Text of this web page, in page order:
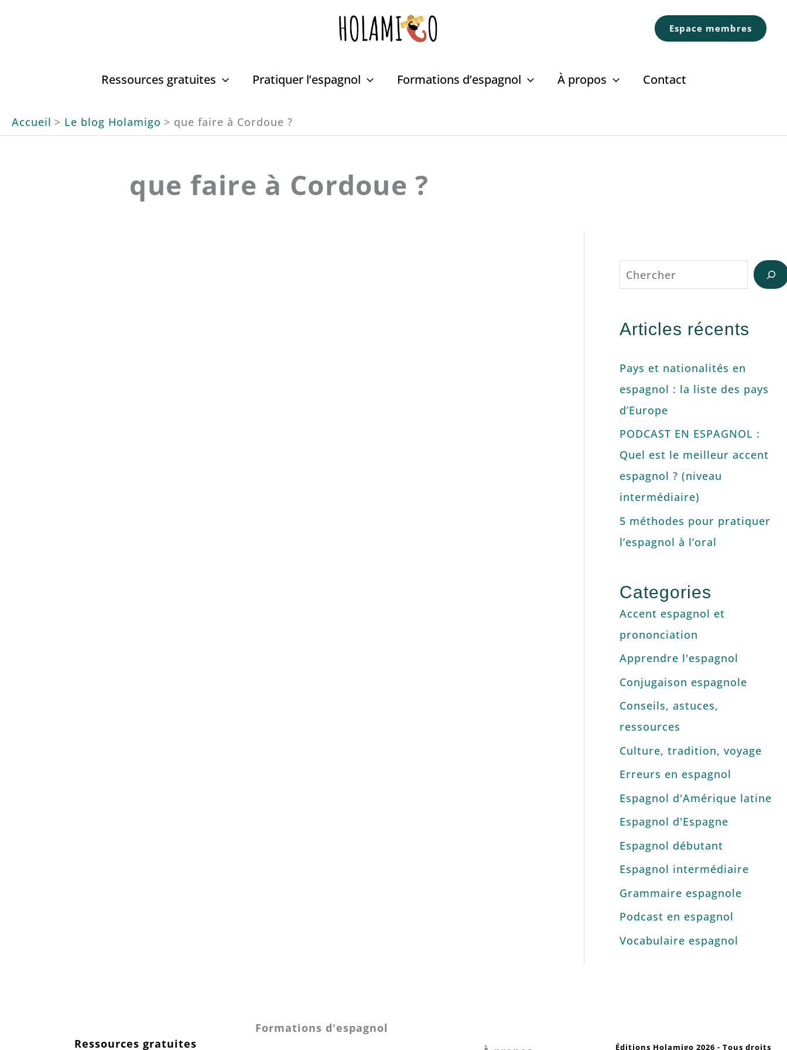
Espace membres
Ressources gratuites Pratiquer l’espagnol Formations d’espagnol À propos Contact
Accueil Le blog Holamigo que faire à Cordoue ?
que faire à Cordoue ?
Articles récents
Pays et nationalités en
espagnol : la liste des pays
d’Europe
PODCAST EN ESPAGNOL :
Quel est le meilleur accent
espagnol ? (niveau
intermédiaire)
5 méthodes pour pratiquer
l’espagnol à l’oral
Categories
Accent espagnol et
prononciation
Apprendre l'espagnol
Conjugaison espagnole
Conseils, astuces,
ressources
Culture, tradition, voyage
Erreurs en espagnol
Espagnol d'Amérique latine
Espagnol d'Espagne
Espagnol débutant
Espagnol intermédiaire
Grammaire espagnole
Podcast en espagnol
Vocabulaire espagnol
Ressources gratuites
Formations d'espagnol
Éditions Holamigo 2026 - Tous droits